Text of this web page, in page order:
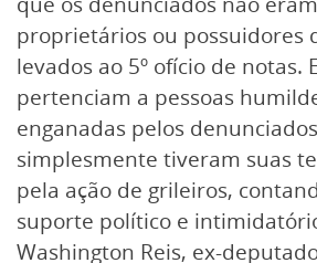
proprietários ou possuidores
levados ao 5º ofício de notas.
pertenciam a pessoas
enganadas pelos
simplesmente tiveram suas
pela ação de grileiros,
suporte político e
Washington Reis, ex-